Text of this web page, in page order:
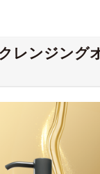
レンジング